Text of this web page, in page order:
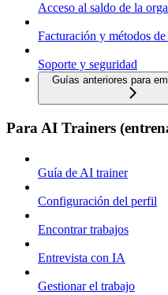
Acceso al saldo de la
Facturación y métodos
Soporte y seguridad
Guías anteriores para
Para AI Trainers
Guía de AI trainer
Configuración del perfil
Encontrar trabajos
Entrevista con IA
Gestionar el trabajo